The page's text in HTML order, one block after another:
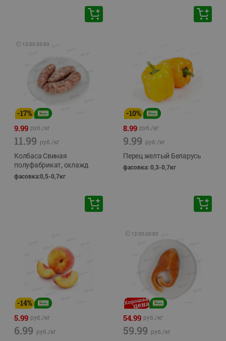
🕘 12:00-20:00
-17%
9.99 руб./кг
11.99 руб./кг
Колбаса Свиная
полуфабрикат, охлажд
фасовка:0,5-0,7кг
-10%
8.99 руб./кг
9.99 руб./кг
Перец желтый Беларусь
фасовка: 0,3-0,7кг
-14%
5.99 руб./кг
6.99 руб./кг
🕘 12:00-20:00
54.99 руб./кг
59.99 руб./кг